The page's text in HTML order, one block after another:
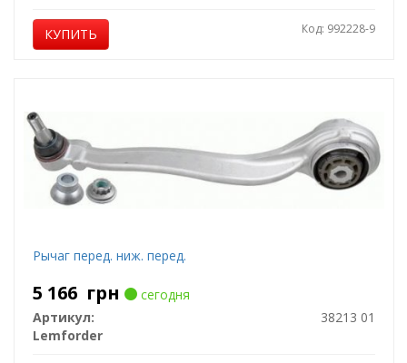
КУПИТЬ Код: 992228-9
Рычаг перед. ниж. перед.
5 166 грн
сегодня
Артикул:
38213 01
Lemforder